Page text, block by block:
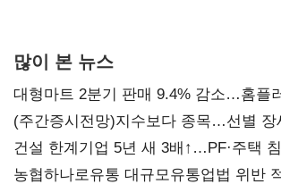
많이 본 뉴스
대형마트 2분기 판매 9.4% 감소…홈플
(주간증시전망)지수보다 종목…선별 장
건설 한계기업 5년 새 3배↑…PF·주택
확대
농협하나로유통 대규모유통업법 위반